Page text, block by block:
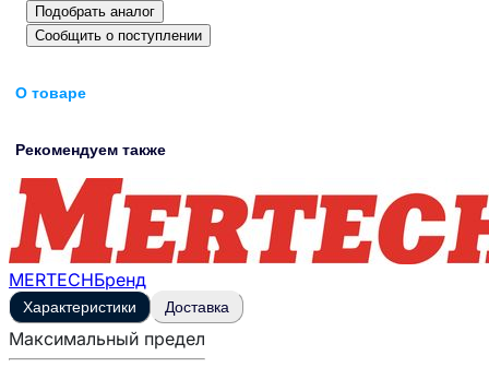
Подобрать аналог
Сообщить о поступлении
О товаре
Рекомендуем также
MERTECHБренд
Характеристики Доставка
Максимальный предел